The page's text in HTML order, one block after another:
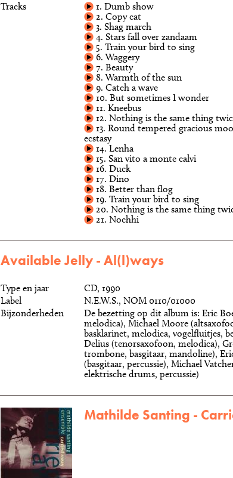
Tracks
1. Dumb show
2. Copy cat
3. Shag march
4. Stars fall over zandaam
5. Train your bird to sing
6. Waggery
7. Beauty
8. Warmth of the sun
9. Catch a wave
10. But sometimes I wonder
11. Kneebus
12. Nothing is the same thing
13. Round tempered gracious
ecstasy
14. Lenha
15. San vito a monte calvi
16. Duck
17. Dino
18. Better than flog
19. Train your bird to sing
20. Nothing is the same thing
21. Nochhi
Available Jelly - Al(l)ways
Type en jaar
CD, 1990
Label
N.E.W.S., NOM 0110/01000
Bijzonderheden
De bezetting op dit album is: Eric
melodica), Michael Moore
basklarinet, melodica, vogelfluitjes,
Delius (tenorsaxofoon, melodica),
trombone, basgitaar, mandoline),
(basgitaar, percussie), Michael
elektrische drums, percussie)
Mathilde Santing -